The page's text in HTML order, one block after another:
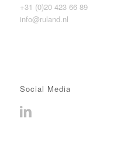
+31 (0)20 423 66 89
info@ruland.nl
Social Media